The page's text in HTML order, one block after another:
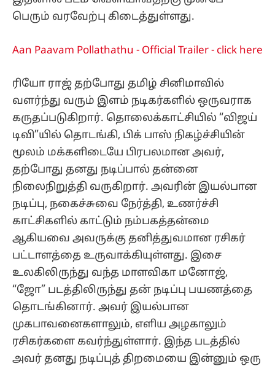
பெரும் வரவேற்பு கிடைத்துள்ளது.
Aan Paavam Pollathathu - Official Trailer - click here
ரியோ ராஜ் தற்போது தமிழ் சினிமாவில்
வளர்ந்து வரும் இளம் நடிகர்களில் ஒருவராக
கருதப்படுகிறார். தொலைக்காட்சியில் “விஜய்
டிவி”யில் தொடங்கி, பிக் பாஸ் நிகழ்ச்சியின்
மூலம் மக்களிடையே பிரபலமான அவர்,
தற்போது தனது நடிப்பால் தன்னை
நிலைநிறுத்தி வருகிறார். அவரின் இயல்பான
நடிப்பு, நகைச்சுவை நேர்த்தி, உணர்ச்சி
காட்சிகளில் காட்டும் நம்பகத்தன்மை
ஆகியவை அவருக்கு தனித்துவமான ரசிகர்
பட்டாளத்தை உருவாக்கியுள்ளது. இசை
உலகிலிருந்து வந்த மாளவிகா மனோஜ்,
“ஜோ” படத்திலிருந்து தன் நடிப்பு பயணத்தை
தொடங்கினார். அவர் இயல்பான
முகபாவனைகளாலும், எளிய அழகாலும்
ரசிகர்களை கவர்ந்துள்ளார். இந்த படத்தில்
அவர் தனது நடிப்புத் திறமையை இன்னும் ஒரு